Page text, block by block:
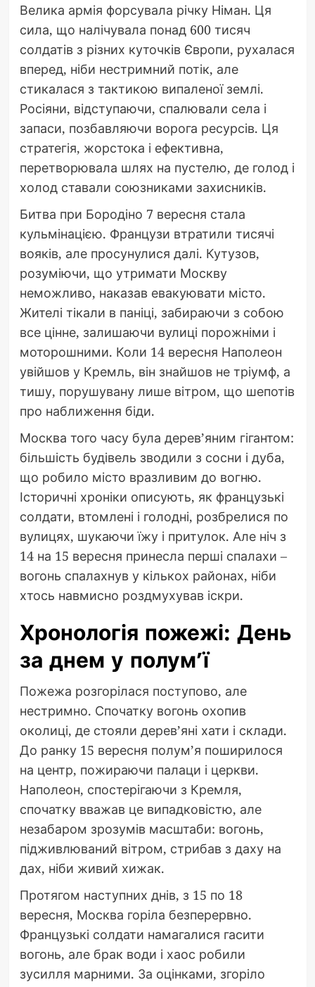
Велика армія форсувала річку Німан. Ця
сила, що налічувала понад 600 тисяч
солдатів з різних куточків Європи, рухалася
вперед, ніби нестримний потік, але
стикалася з тактикою випаленої землі.
Росіяни, відступаючи, спалювали села і
запаси, позбавляючи ворога ресурсів. Ця
стратегія, жорстока і ефективна,
перетворювала шлях на пустелю, де голод і
холод ставали союзниками захисників.
Битва при Бородіно 7 вересня стала
кульмінацією. Французи втратили тисячі
вояків, але просунулися далі. Кутузов,
розуміючи, що утримати Москву
неможливо, наказав евакуювати місто.
Жителі тікали в паніці, забираючи з собою
все цінне, залишаючи вулиці порожніми і
моторошними. Коли 14 вересня Наполеон
увійшов у Кремль, він знайшов не тріумф, а
тишу, порушувану лише вітром, що шепотів
про наближення біди.
Москва того часу була дерев’яним гігантом:
більшість будівель зводили з сосни і дуба,
що робило місто вразливим до вогню.
Історичні хроніки описують, як французькі
солдати, втомлені і голодні, розбрелися по
вулицях, шукаючи їжу і притулок. Але ніч з
14 на 15 вересня принесла перші спалахи –
вогонь спалахнув у кількох районах, ніби
хтось навмисно роздмухував іскри.
Хронологія пожежі: День
за днем у полум’ї
Пожежа розгорілася поступово, але
нестримно. Спочатку вогонь охопив
околиці, де стояли дерев’яні хати і склади.
До ранку 15 вересня полум’я поширилося
на центр, пожираючи палаци і церкви.
Наполеон, спостерігаючи з Кремля,
спочатку вважав це випадковістю, але
незабаром зрозумів масштаби: вогонь,
підживлюваний вітром, стрибав з даху на
дах, ніби живий хижак.
Протягом наступних днів, з 15 по 18
вересня, Москва горіла безперервно.
Французькі солдати намагалися гасити
вогонь, але брак води і хаос робили
зусилля марними. За оцінками, згоріло